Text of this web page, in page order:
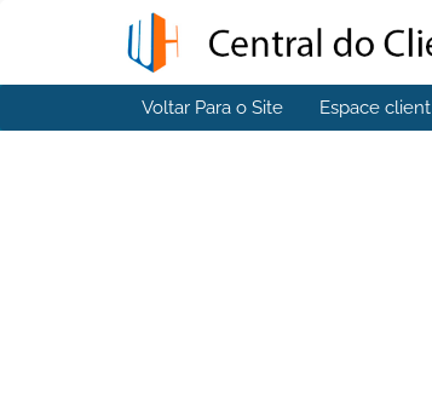
Voltar Para o Site Espace client